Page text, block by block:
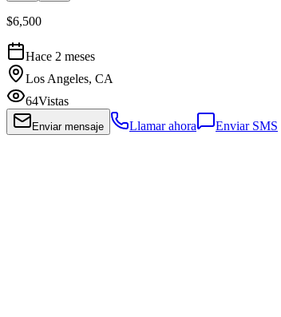
$6,500
Hace 2 meses
Los Angeles, CA
64Vistas
Enviar mensaje Llamar ahora Enviar SMS